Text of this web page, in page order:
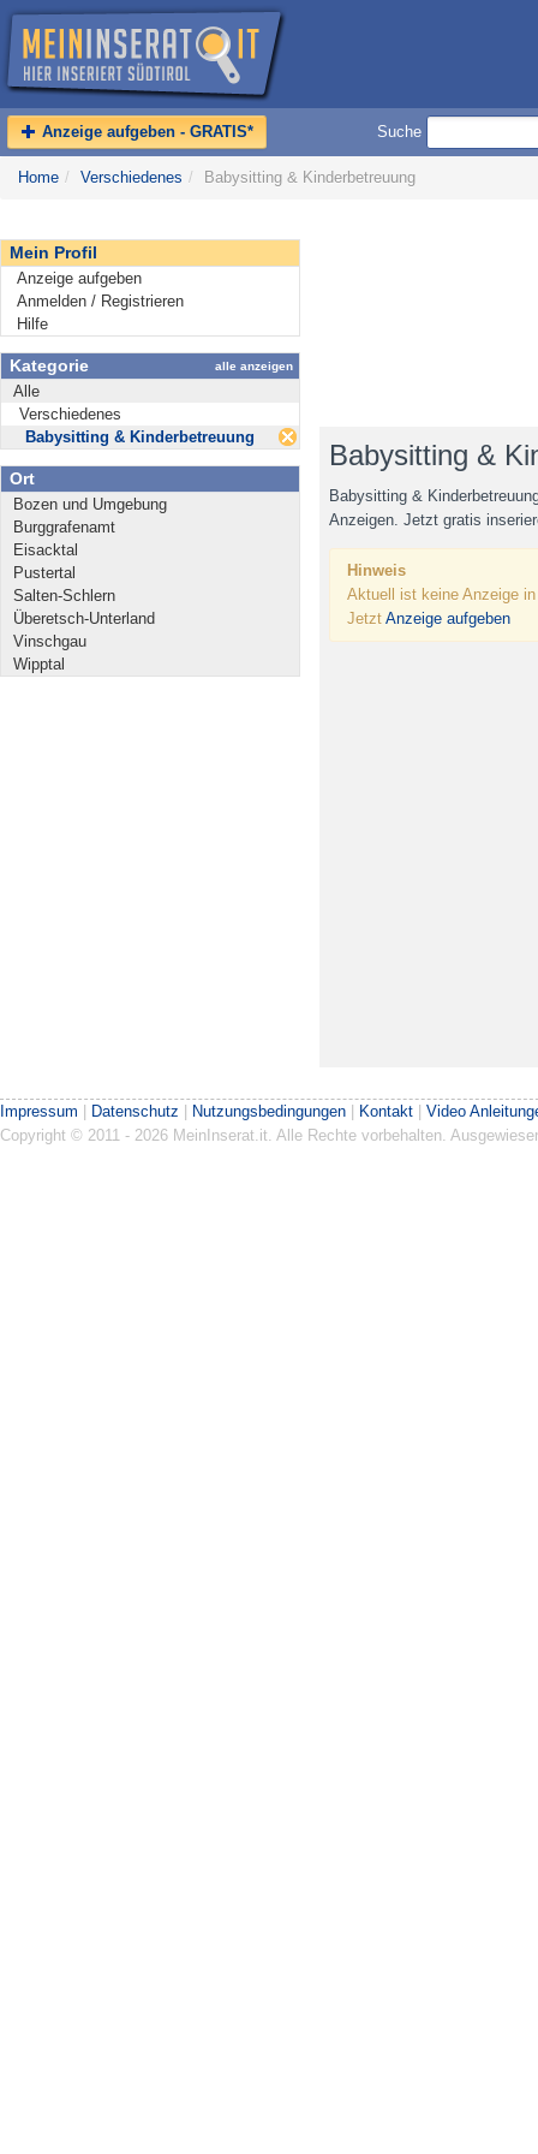
Anzeige aufgeben - GRATIS* Suche
Home / Verschiedenes / Babysitting & Kinderbetreuung
Mein Profil
Anzeige aufgeben
Anmelden / Registrieren
Hilfe
Kategorie alle anzeigen
Alle
Verschiedenes
Babysitting & Kinderbetreuung
Ort
Bozen und Umgebung
Burggrafenamt
Eisacktal
Pustertal
Salten-Schlern
Überetsch-Unterland
Vinschgau
Wipptal
Babysitting &
Babysitting &
Anzeigen. Jetzt gratis
Hinweis
Aktuell ist keine Anzeige
Jetzt Anzeige aufgeben
Impressum Datenschutz Nutzungsbedingungen Kontakt
Video
Copyright © 2011 - 2026 MeinInserat.it. Alle Rechte vorbehalten.